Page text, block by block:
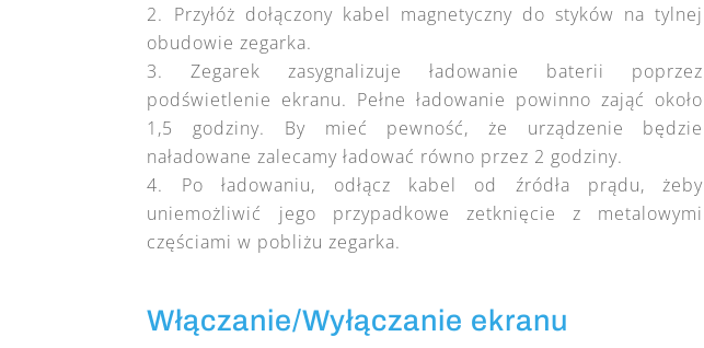
Przyłóż dołączony kabel magnetyczny do styków na tylnej
obudowie zegarka.
Zegarek zasygnalizuje ładowanie baterii poprzez
podświetlenie ekranu. Pełne ładowanie powinno zająć około
1,5 godziny. By mieć pewność, że urządzenie będzie
naładowane zalecamy ładować równo przez 2 godziny.
Po ładowaniu, odłącz kabel od źródła prądu, żeby
uniemożliwić jego przypadkowe zetknięcie z metalowymi
częściami w pobliżu zegarka.
Włączanie/Wyłączanie ekranu